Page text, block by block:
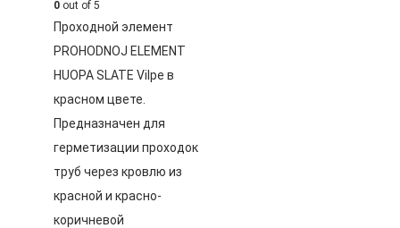
0 out of 5
Проходной элемент
PROHODNOJ ELEMENT
HUOPA SLATE Vilpe в
красном цвете.
Предназначен для
герметизации проходок
труб через кровлю из
красной и красно-
коричневой